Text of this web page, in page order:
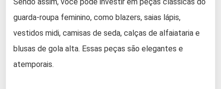
guarda-roupa feminino, como blazers, saias lápis,
vestidos midi, camisas de seda, calças de alfaiataria e
blusas de gola alta. Essas peças são elegantes e
atemporais.